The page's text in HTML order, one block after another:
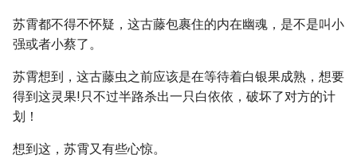
苏霄都不得不怀疑，这古藤包裹住的内在幽魂，是不是叫小
强或者小蔡了。
苏霄想到，这古藤虫之前应该是在等待着白银果成熟，想要
得到这灵果!只不过半路杀出一只白依依，破坏了对方的计
划！
想到这，苏霄又有些心惊。